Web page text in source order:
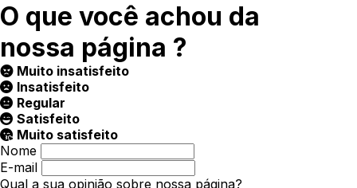
O que você achou da
nossa página ?
Muito insatisfeito
Insatisfeito
Regular
Satisfeito
Muito satisfeito
Nome
E-mail
Qual a sua opinião sobre nossa página?